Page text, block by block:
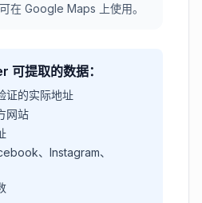
在 Google Maps 上使用。
可提取的数据：
证的实际地址
网站
、Instagram、